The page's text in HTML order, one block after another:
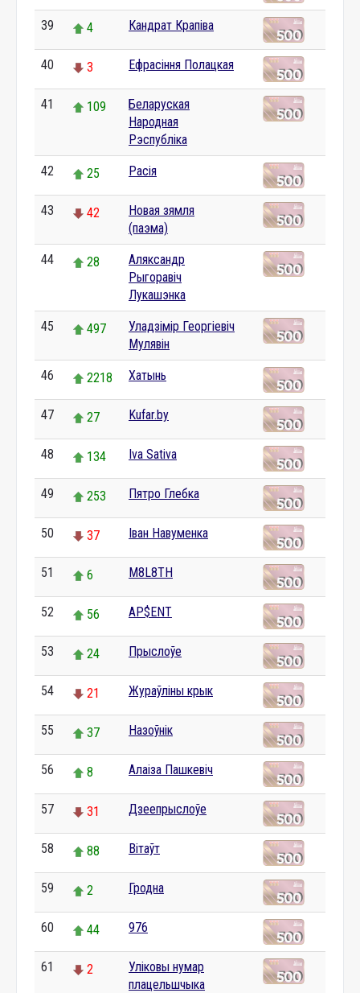
39 4 Кандрат Крапіва
40 3 Ефрасіння Полацкая
41 109
Беларуская
Народная
Рэспубліка
42 25 Расія
43 42
Новая зямля
(паэма)
44 28
Аляксандр
Рыгоравіч
Лукашэнка
45 497
Уладзімір Георгіевіч
Мулявін
46 2218 Хатынь
47 27 Kufar.by
48 134 Iva Sativa
49 253 Пятро Глебка
50 37 Іван Навуменка
51 6 M8L8TH
52 56 AP$ENT
53 24 Прыслоўе
54 21 Жураўліны крык
55 37 Назоўнік
56 8 Алаіза Пашкевіч
57 31 Дзеепрыслоўе
58 88 Вітаўт
59 2 Гродна
60 44 976
61 2
Уліковы нумар
плацельшчыка